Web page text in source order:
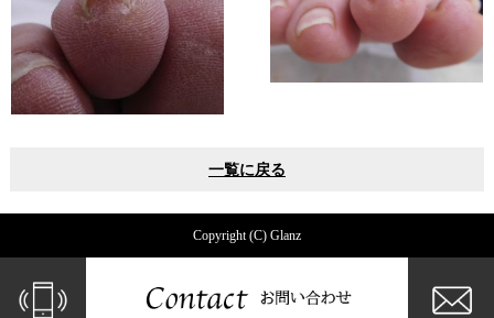
一覧に戻る
Copyright (C) Glanz